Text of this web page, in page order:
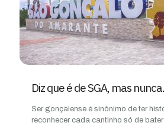
Diz que é de SGA, mas
Ser gonçalense é sinônimo de ter
reconhecer cada cantinho só de